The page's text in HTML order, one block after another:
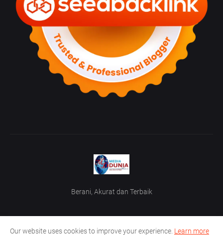
Berani, Akurat dan Terbaik
Our website uses cookies to improve your experience. Learn more